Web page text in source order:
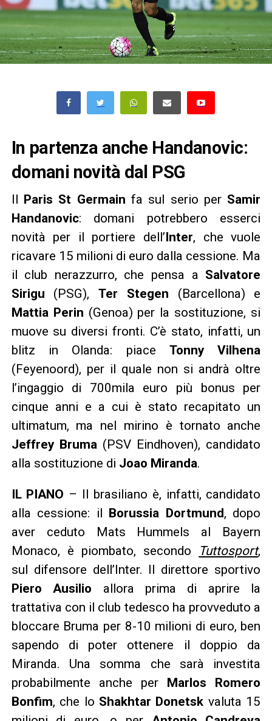
In partenza anche Handanovic:
domani novità dal PSG
Il Paris St Germain fa sul serio per Samir
Handanovic: domani potrebbero esserci
novità per il portiere dell’Inter, che vuole
ricavare 15 milioni di euro dalla cessione. Ma
il club nerazzurro, che pensa a Salvatore
Sirigu (PSG),Ter Stegen (Barcellona) e
Mattia Perin (Genoa) per la sostituzione, si
muove su diversi fronti. C’è stato, infatti, un
blitz in Olanda: piace Tonny Vilhena
(Feyenoord), per il quale non si andrà oltre
l’ingaggio di 700mila euro più bonus per
cinque anni e a cui è stato recapitato un
ultimatum, ma nel mirino è tornato anche
Jeffrey Bruma(PSV Eindhoven), candidato
alla sostituzione di Joao Miranda.
IL PIANO – Il brasiliano è, infatti, candidato
alla cessione: il Borussia Dortmund, dopo
aver ceduto Mats Hummels al Bayern
Monaco, è piombato, secondo
Tuttosport,
sul difensore dell’Inter. Il direttore sportivo
Piero Ausilio allora prima di aprire la
trattativa con il club tedesco ha provveduto a
bloccare Bruma per 8-10 milioni di euro, ben
sapendo di poter ottenere il doppio da
Miranda. Una somma che sarà investita
probabilmente anche per Marlos Romero
Bonfim, che lo Shakhtar Donetsk valuta 15